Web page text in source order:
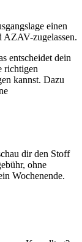
einen
AZAV-zugelassen.
entscheidet dein
richtigen
kannst. Dazu
dir den Stoff
ohne
Wochenende.